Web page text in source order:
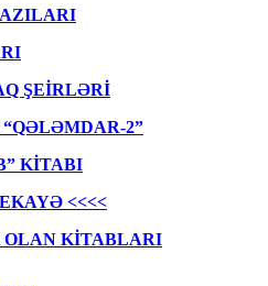
ŞEİRLƏRİ
“QƏLƏMDAR-2”
KİTABI
<<<<
OLAN KİTABLARI